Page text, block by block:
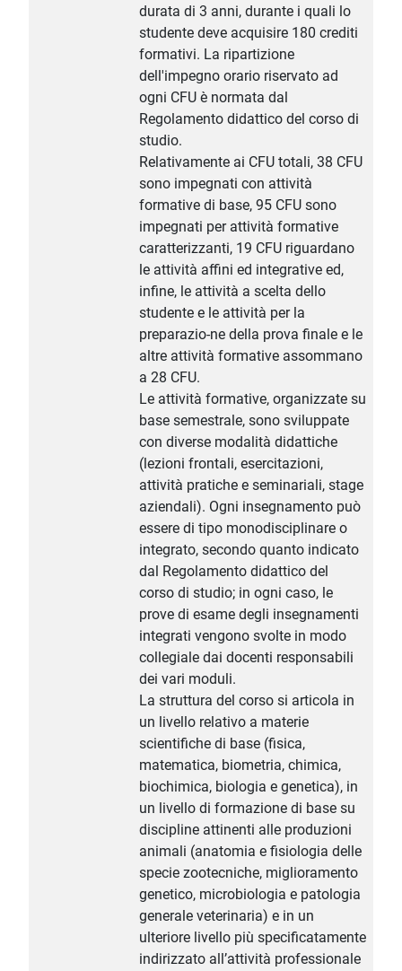
durata di 3 anni, durante i quali lo
studente deve acquisire 180 crediti
formativi. La ripartizione
dell'impegno orario riservato ad
ogni CFU è normata dal
Regolamento didattico del corso di
studio.
Relativamente ai CFU totali, 38 CFU
sono impegnati con attività
formative di base, 95 CFU sono
impegnati per attività formative
caratterizzanti, 19 CFU riguardano
le attività affini ed integrative ed,
infine, le attività a scelta dello
studente e le attività per la
preparazio-ne della prova finale e le
altre attività formative assommano
a 28 CFU.
Le attività formative, organizzate su
base semestrale, sono sviluppate
con diverse modalità didattiche
(lezioni frontali, esercitazioni,
attività pratiche e seminariali, stage
aziendali). Ogni insegnamento può
essere di tipo monodisciplinare o
integrato, secondo quanto indicato
dal Regolamento didattico del
corso di studio; in ogni caso, le
prove di esame degli insegnamenti
integrati vengono svolte in modo
collegiale dai docenti responsabili
dei vari moduli.
La struttura del corso si articola in
un livello relativo a materie
scientifiche di base (fisica,
matematica, biometria, chimica,
biochimica, biologia e genetica), in
un livello di formazione di base su
discipline attinenti alle produzioni
animali (anatomia e fisiologia delle
specie zootecniche, miglioramento
genetico, microbiologia e patologia
generale veterinaria) e in un
ulteriore livello più specificatamente
indirizzato all’attività professionale